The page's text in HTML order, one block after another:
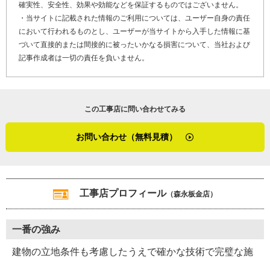
れいに仕上がりました。屋根と外壁の取り合い部分（※
３）の納めは外壁に対して切れ込んでいたりすると難しい
んですよ。雨漏りがしやすい場所でもありますしね。板金
屋は雨漏り修理ができて当たり前みたいな立場なので、納
めには責任を感じています。あと、雨漏りしやすいのは天
長崎市周辺の郊外の方に行くと、台風対策で屋根に網をか
けている家がもあるそうです。そのため、長崎県長崎市の
屋根工事の特性は、その網があるために屋根工事や雨樋修
に瓦屋根には瓦止めが必須で、近年施工された瓦屋根は多
めのビスで頑丈に取り付けられているそうです。
※１ コロニアル・・・セメントを固めて塗装した板状の
業者がいるので、すぐに工事を依頼せず信頼できる工事店
に再度来てもらうのが良いですよ。もちろん、森永板金店
でも承ります。屋根のことお気軽にご相談くださいね」
より「実のある話」の方が多いのは当然です。全国板金技
のですが、取材を進める中でひしひしと感じたのは何より
（２０２３年１１月取材）
確実性、安全性、効果や効能などを保証するものではございません。
・当サイトに記載された情報のご利用については、ユーザー自身の責任
において行われるものとし、ユーザーが当サイトから入手した情報に基
づいて直接的または間接的に被ったいかなる損害について、当社および
記事作成者は一切の責任を負いません。
この工事店に問い合わせてみる
お問い合わせ（無料見積）
工事店プロフィール（森永板金店）
一番の強み
建物の立地条件も考慮したうえで確かな技術で完璧な施